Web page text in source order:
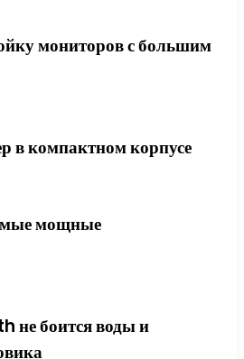
мониторов с большим
компактном корпусе
мощные
не боится воды и